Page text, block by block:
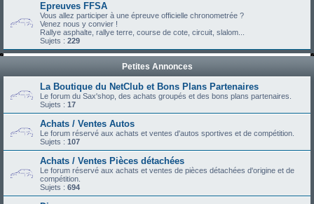
Epreuves FFSA
Vous allez participer à une épreuve officielle chronometrée ?
Venez nous y convier !
Rallye asphalte, rallye terre, course de cote, circuit, slalom...
Sujets : 229
Petites Annonces
La Boutique du NetClub et Bons Plans Partenaires
Le forum du Sax'shop, des achats groupés et des bons plans partenaires.
Sujets : 17
Achats / Ventes Autos
Le forum réservé aux achats et ventes d'autos sportives et de compétition.
Sujets : 107
Achats / Ventes Pièces détachées
Le forum réservé aux achats et ventes de pièces détachées d'origine et de
compétition.
Sujets : 694